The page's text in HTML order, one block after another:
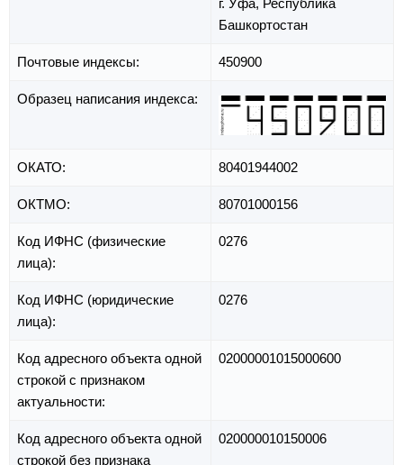
г. Уфа, Республика
Башкортостан
Почтовые индексы: 450900
Образец написания индекса:
ОКАТО: 80401944002
ОКТМО: 80701000156
Код ИФНС (физические
лица):
0276
Код ИФНС (юридические
лица):
0276
Код адресного объекта одной
строкой с признаком
актуальности:
02000001015000600
Код адресного объекта одной
строкой без признака
020000010150006